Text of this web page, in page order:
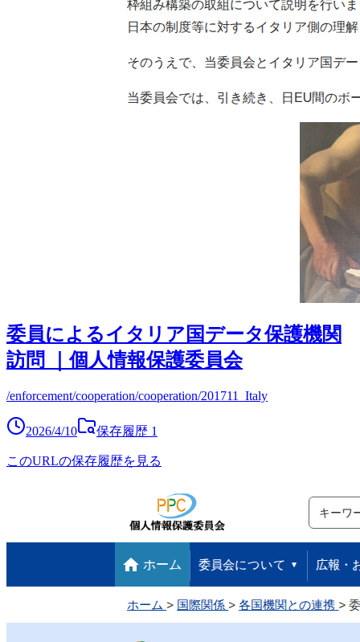
委員によるイタリア国データ保護機関
訪問 ｜個人情報保護委員会
/enforcement/cooperation/cooperation/201711_Italy
2026/4/10 保存履歴 1
このURLの保存履歴を見る